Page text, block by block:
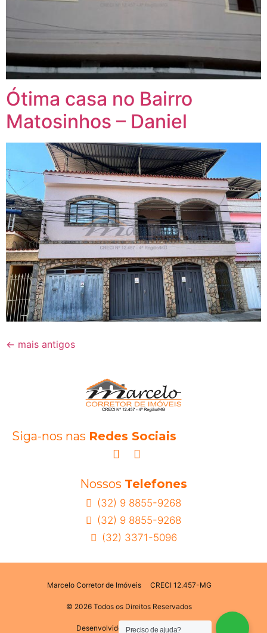
Ótima casa no Bairro
Matosinhos – Daniel
← mais antigos
Siga-nos nas Redes Sociais
Nossos Telefones
(32) 9 8855-9268
(32) 9 8855-9268
(32) 3371-5096
Marcelo Corretor de Imóveis CRECI 12.457-MG
© 2026 Todos os Direitos Reservados
Desenvolvido por:Pense Moderno
Preciso de ajuda?